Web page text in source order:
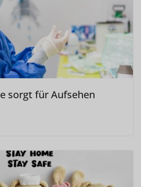
sorgt für Aufsehen